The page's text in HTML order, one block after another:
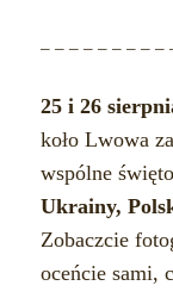
– – – – – – – – –
25 i 26
koło Lwowa
wspólne
Ukrainy,
Zobaczcie
oceńcie sami,